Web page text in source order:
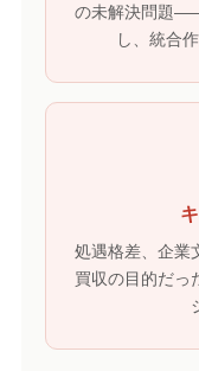
の未解決問題
し、統合
処遇格差、企業
買収の目的だっ